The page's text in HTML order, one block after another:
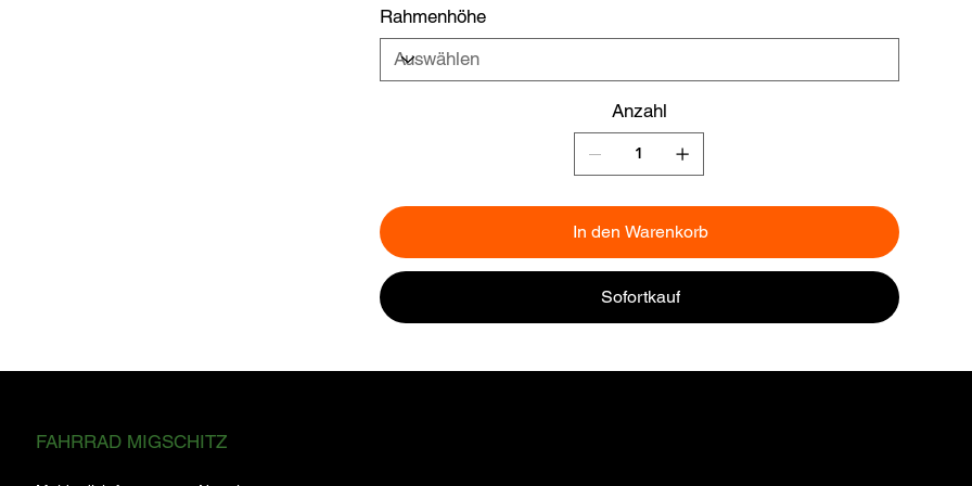
Rahmenhöhe
Anzahl
In den Warenkorb
Sofortkauf
FAHRRAD MIGSCHITZ